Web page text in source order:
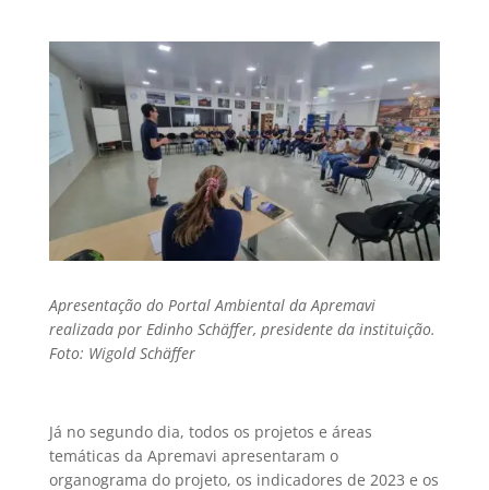
Apresentação do Portal Ambiental da Apremavi
realizada por Edinho Schäffer, presidente da instituição.
Foto: Wigold Schäffer
Já no segundo dia, todos os projetos e áreas
temáticas da Apremavi apresentaram o
organograma do projeto, os indicadores de 2023 e os